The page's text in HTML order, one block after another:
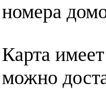
номера
Карта
можно